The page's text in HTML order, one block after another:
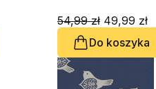
54,99 zł 49,99 zł
Do koszyka